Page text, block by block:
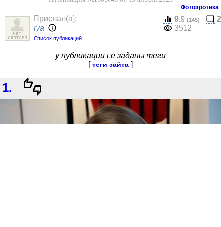
Фотоэротика
Прислал(a):
rya
Список публикаций
9.9 (145)
2
3512
у публикации не заданы теги
[теги сайта ]
1.